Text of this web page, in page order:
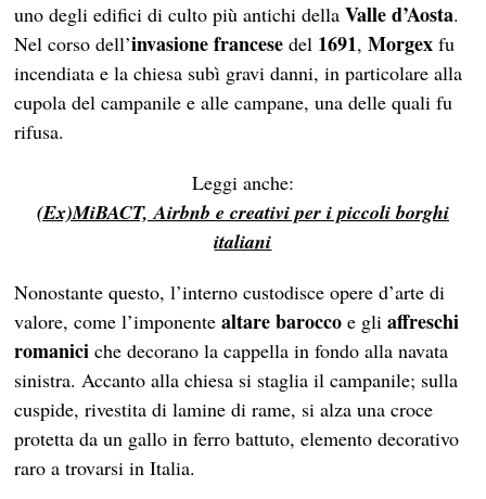
uno degli edifici di culto più antichi dellaValle d’Aosta.
Nel corso dell’invasione francese del 1691,Morgex fu
incendiata e la chiesa subì gravi danni, in particolare alla
cupola del campanile e alle campane, una delle quali fu
rifusa.
Leggi anche:
(Ex)MiBACT, Airbnb e creativi per i piccoli borghi
italiani
Nonostante questo, l’interno custodisce opere d’arte di
valore, come l’imponentealtare barocco e gliaffreschi
romanici che decorano la cappella in fondo alla navata
sinistra. Accanto alla chiesa si staglia il campanile; sulla
cuspide, rivestita di lamine di rame, si alza una croce
protetta da un gallo in ferro battuto, elemento decorativo
raro a trovarsi in Italia.